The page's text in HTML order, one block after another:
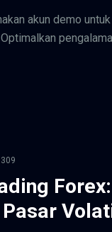
akun demo
309